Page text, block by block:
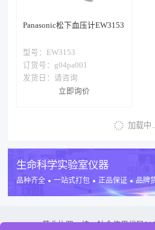
Panasonic松下血压计EW3153
型号： EW3153
订货号：g04pa001
发货日： 请咨询
立即询价
加载中
生命科学实验室仪器
品种齐全 一站式打包 正品保证 品牌
营业执照：统一社会信用代码